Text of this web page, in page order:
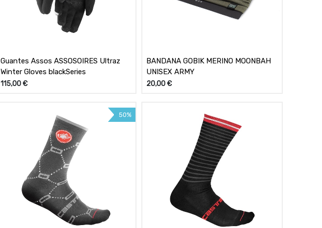
Guantes Assos ASSOSOIRES Ultraz
Winter Gloves blackSeries
115,00€
BANDANA GOBIK MERINO MOONBAH
UNISEX ARMY
20,00€
50%